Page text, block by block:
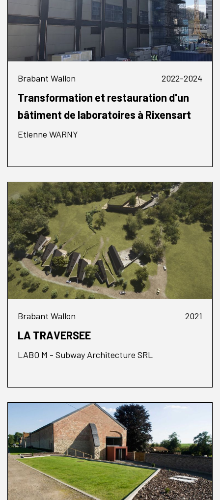
Brabant Wallon 2022-2024
Transformation et restauration d'un
bâtiment de laboratoires à Rixensart
Etienne WARNY
Brabant Wallon 2021
LA TRAVERSEE
LABO M - Subway Architecture SRL